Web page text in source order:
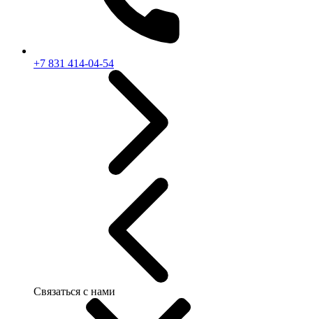
+7 831 414-04-54
Связаться с нами